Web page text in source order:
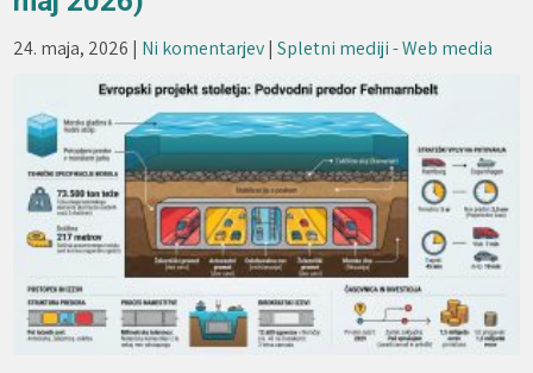
24. maja, 2026 | Ni komentarjev|Spletni mediji - Web media